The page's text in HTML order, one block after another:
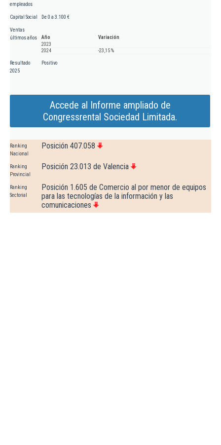
empleados
Capital Social De 0 a 3.100 €
Ventas
últimos años
Año
Variación
2023
2024
-23,15 %
Resultado
2025
Positivo
Accede al Informe ampliado de
Congressrental Sociedad Limitada.
Ranking
Nacional
Posición 407.058
Ranking
Provincial
Posición 23.013 de Valencia
Ranking
Sectorial
Posición 1.605 de Comercio al por menor de equipos
para las tecnologías de la información y las
comunicaciones